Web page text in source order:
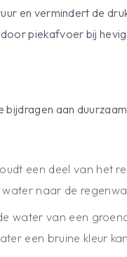
en vermindert de
door piekafvoer bij
aan
een deel van het
naar de
water van een
een bruine kleur